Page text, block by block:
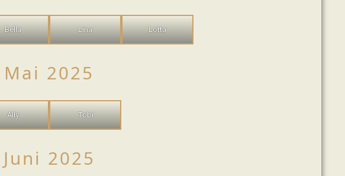
Bella Lina Lotta
Mai 2025
Ally Tobi
Juni 2025